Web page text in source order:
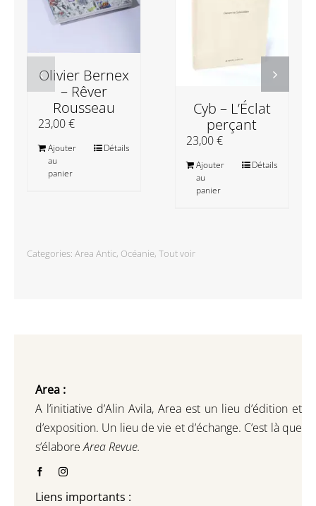
Olivier Bernex
– Rêver
Rousseau
23,00€
Ajouter
au
panier
Détails
Cyb – L’Éclat
perçant
23,00€
Ajouter
au
panier
Détails
Categories: Area Antic, Océanie, Tout voir
Area :
A l’initiative d’Alin Avila, Area est un lieu d’édition et
d’exposition. Un lieu de vie et d’échange. C’est là que
s’élaboreArea Revue.
Liens importants :